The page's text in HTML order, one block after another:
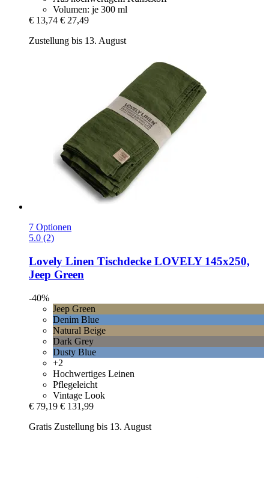
Volumen: je 300 ml
€ 13,74 € 27,49
Zustellung bis 13. August
7 Optionen
5.0 (2)
Lovely Linen Tischdecke LOVELY 145x250,
Jeep Green
-40%
Jeep Green
Denim Blue
Natural Beige
Dark Grey
Dusty Blue
+2
Hochwertiges Leinen
Pflegeleicht
Vintage Look
€ 79,19 € 131,99
Gratis Zustellung bis 13. August